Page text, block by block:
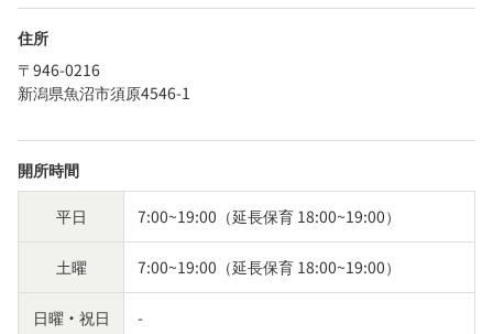
住所
〒946-0216
新潟県魚沼市須原4546-1
開所時間
平日 7:00~19:00（延長保育 18:00~19:00）
土曜 7:00~19:00（延長保育 18:00~19:00）
日曜・祝日 -